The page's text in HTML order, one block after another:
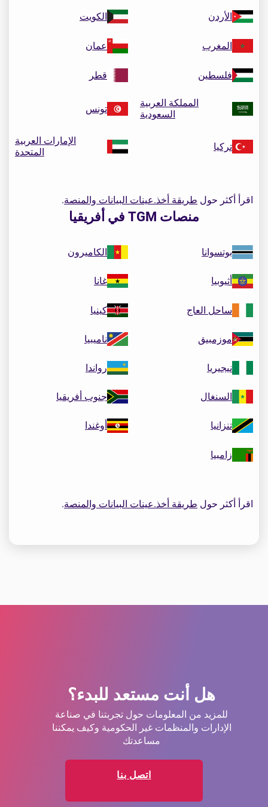
الأردن الكويت
المغرب عمان
فلسطين قطر
المملكة العربية
السعودية
تونس
تركيا
الإمارات العربية
المتحدة
اقرأ أكثر حول طريقة أخذ.عينات البيانات والمنصة.
منصات TGM في أفريقيا
بوتسوانا الكاميرون
أثيوبيا غانا
ساحل العاج كينيا
موزمبيق ناميبيا
نيجيريا رواندا
السنغال جنوب أفريقيا
تنزانيا أوغندا
زامبيا
اقرأ أكثر حول طريقة أخذ.عينات البيانات والمنصة.
هل أنت مستعد للبدء؟
للمزيد من المعلومات حول تجربتنا في صناعة
الإدارات والمنظمات غير الحكومية وكيف يمكننا
مساعدتك
اتصل بنا